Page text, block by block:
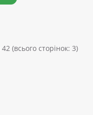
(всього сторінок: 3)